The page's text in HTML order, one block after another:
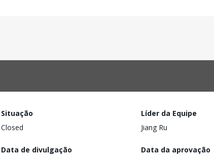
Situação
Closed
Líder da Equipe
Jiang Ru
Data de divulgação
Data da aprovação